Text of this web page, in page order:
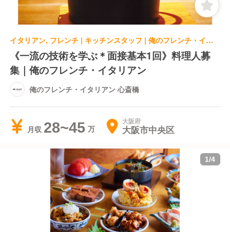
イタリアン, フレンチ | キッチンスタッフ | 俺のフレンチ・イタリアン 心斎橋
《一流の技術を学ぶ＊面接基本1回》料理人募
集｜俺のフレンチ・イタリアン
俺のフレンチ・イタリアン 心斎橋
月収 28~45 大阪府
大阪市中央区
1/4